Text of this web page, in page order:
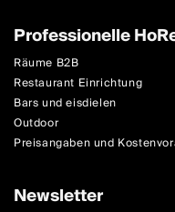
Professionelle
Räume B2B
Restaurant Einrichtung
Bars und eisdielen
Outdoor
Preisangaben und
Newsletter